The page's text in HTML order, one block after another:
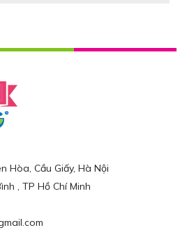
Hòa, Cầu Giấy, Hà Nội
, TP Hồ Chí Minh